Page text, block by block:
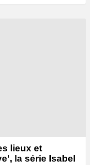
lieux et
la série Isabel